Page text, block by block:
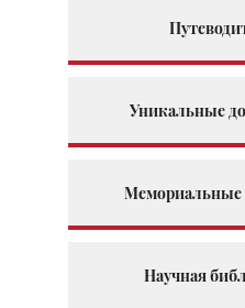
Уникальные
Мемориальные
Научная